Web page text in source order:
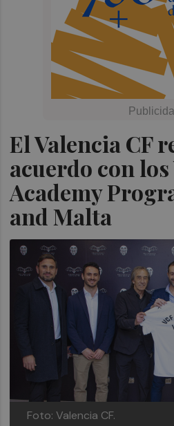
El Valencia CF
acuerdo con los
Academy
and Malta
Foto: Valencia CF.